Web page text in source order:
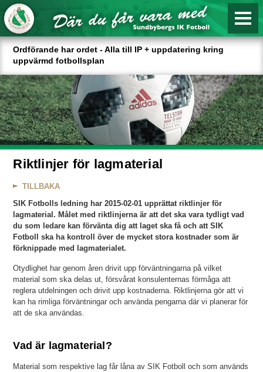
Ordförande har ordet - Alla till IP + uppdatering kring
uppvärmd fotbollsplan
Riktlinjer för lagmaterial
TILLBAKA
SIK Fotbolls ledning har 2015-02-01 upprättat riktlinjer för
lagmaterial. Målet med riktlinjerna är att det ska vara tydligt vad
du som ledare kan förvänta dig att laget ska få och att SIK
Fotboll ska ha kontroll över de mycket stora kostnader som är
förknippade med lagmaterialet.
Otydlighet har genom åren drivit uppförväntningarna på vilket
material som ska delas ut, försvårat konsulenternas förmåga att
reglera utdelningen och drivit uppkostnaderna. Riktlinjerna gör att vi
kan ha rimliga förväntningar och använda pengarna där viplanerar för
att de ska användas.
Vad är lagmaterial?
Material som respektive lag får låna av SIK Fotboll och som används